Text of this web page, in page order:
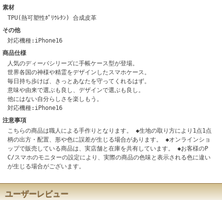
素材
TPU(熱可塑性ﾎﾟﾘｳﾚﾀﾝ) 合成皮革
その他
対応機種:iPhone16
商品仕様
人気のディーバシリーズに手帳ケース型が登場。
世界各国の神様や精霊をデザインしたスマホケース。
毎日持ち歩けば、きっとあなたを守ってくれるはず。
意味や由来で選ぶも良し、デザインで選ぶも良し。
他にはない自分らしさを楽しもう。
対応機種:iPhone16
注意事項
こちらの商品は職人による手作りとなります。 ◆生地の取り方により1点1点
柄の出方・配置、形や色に誤差が生じる場合があります。 ◆オンラインショ
ップで販売している商品は、実店舗と在庫を共有しています。 ◆お客様のP
C/スマホのモニターの設定により、実際の商品の色味と表示される色に違い
が生じる場合がございます。
ユーザーレビュー